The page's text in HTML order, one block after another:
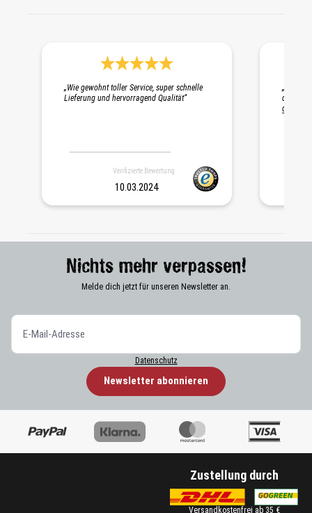
„Wie gewohnt toller Service, super schnelle
Lieferung und hervorragend Qualität“
Verifizierte Bewertung
10.03.2024
die
gepackt.
Nichts mehr verpassen!
Melde dich jetzt für unseren Newsletter an.
Datenschutz
Newsletter abonnieren
Zustellung durch
Versandkostenfrei ab 35 €